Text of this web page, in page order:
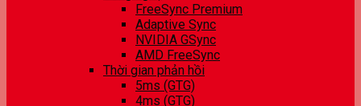
FreeSync Premium
Adaptive Sync
NVIDIA GSync
AMD FreeSync
Thời gian phản hồi
5ms (GTG)
4ms (GTG)